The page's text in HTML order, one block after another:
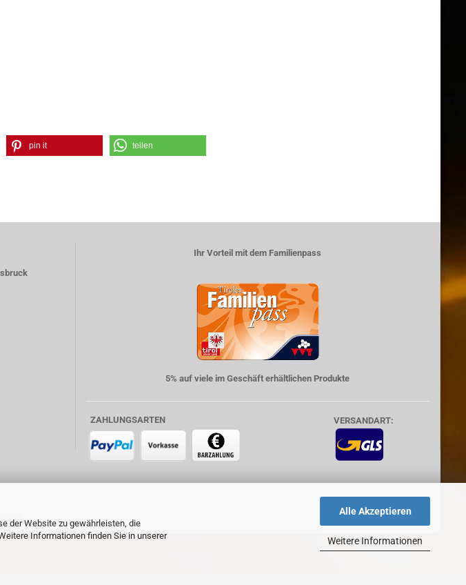
der Website zu gewährleisten, die
Informationen finden Sie in unserer
Alle Akzeptieren
Weitere Informationen
pin it teilen
Ihr Vorteil mit dem Familienpass
5% auf viele im Geschäft erhältlichen Produkte
ZAHLUNGSARTEN VERSANDART: